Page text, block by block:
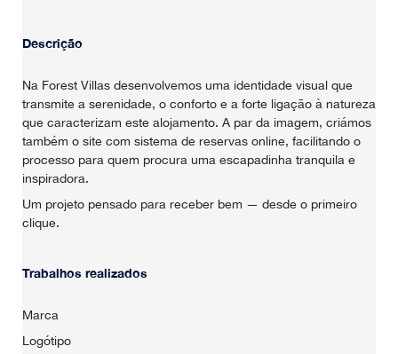
Descrição
Na Forest Villas desenvolvemos uma identidade visual que
transmite a serenidade, o conforto e a forte ligação à natureza
que caracterizam este alojamento. A par da imagem, criámos
também o site com sistema de reservas online, facilitando o
processo para quem procura uma escapadinha tranquila e
inspiradora.
Um projeto pensado para receber bem — desde o primeiro
clique.
Trabalhos realizados
Marca
Logótipo